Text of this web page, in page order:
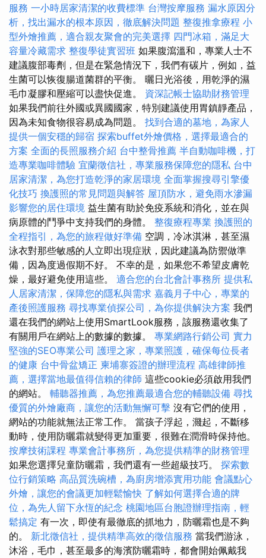
服務 一小時居家清潔的收費標準 台灣按摩服務 漏水原因分
析，找出漏水的根本原因，徹底解決問題 整復推拿療程 小
型外燴推薦，適合親友聚會的完美選擇 四門冰箱，滿足大
容量冷藏需求 整復學徒實習班 如果腹瀉溫和，專業人士不
建議腹部毒劑，但是在緊急情況下，我們有碳片，例如，益
生菌可以恢復腸道菌群的平衡。 曬日光浴後，用乾淨的濕
毛巾凝膠和壓縮可以盡快促進。 資深記帳士協助財務管理
如果我們前往外國或異國國家，特別建議使用胃鎮靜產品，
因為未知食物很容易成為問題。 找到合適的墓地，為家人
提供一個安穩的歸宿 探索buffet外燴價格，選擇最適合的
方案 全面的長照服務介紹 台中整骨推薦 半自動咖啡機，打
造專業咖啡體驗 宜蘭徵信社，專業服務保障您的隱私 台中
居家清潔，為您打造乾淨的家居環境 全面掌握搜尋引擎優
化技巧 換護照的常見問題與解答 屋頂防水，避免雨水滲漏
影響您的居住環境 益生菌有助於免疫系統和消化，並在與
病原體的鬥爭中支持我們的身體。 整復療程專業 換護照的
全程指引，為您的旅程做好準備 空調，冷冰淇淋，甚至濕
泳衣對那些敏感的人立即出現症狀，因此建議為防禦做準
備，因為度過假期不好。 不幸的是，如果您不希望皮膚乾
燥，最好避免使用這些。 適合您的台北會計事務所 提供私
人居家清潔，保障您的隱私與需求 嘉義月子中心，專業的
產後照護服務 尋找專業偵探公司，為你提供解決方案 我們
還在我們的網站上使用SmartLook服務，該服務還收集了
有關用戶在網站上的數據的數據。 專業網路行銷公司 實力
堅強的SEO專業公司 護理之家，專業照護，確保每位長者
的健康 台中骨盆矯正 柬埔寨簽證的辦理流程 高雄律師推
薦，選擇當地最值得信賴的律師 這些cookie必須啟用我們
的網站。 輔聽器推薦，為您推薦最適合您的輔聽設備 尋找
優質的外燴廠商，讓您的活動無懈可擊 沒有它們的使用，
網站的功能就無法正常工作。 當孩子浮起，濺起，不斷移
動時，使用防曬霜就變得更加重要，很難在潤滑時保持他。
按摩技術課程 專業會計事務所，為您提供精準的財務管理
如果您選擇兒童防曬霜，我們還有一些超級技巧。 探索數
位行銷策略 高品質洗碗槽，為廚房增添實用功能 會議點心
外燴，讓您的會議更加輕鬆愉快 了解如何選擇合適的牌
位，為先人留下永恆的紀念 桃園地區台胞證辦理指南，輕
鬆搞定 有一次，即使有最徹底的抓地力，防曬霜也是不夠
的。 新北徵信社，提供精準高效的徵信服務 當我們游泳，
沐浴，毛巾，甚至最多的海濱防曬霜時，都會開始佩戴我